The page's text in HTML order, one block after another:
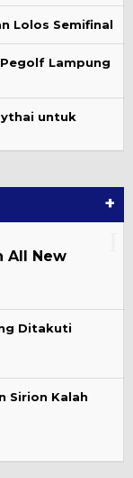
Lolos Semifinal
Lampung
untuk
+
All New
Ditakuti
Sirion Kalah